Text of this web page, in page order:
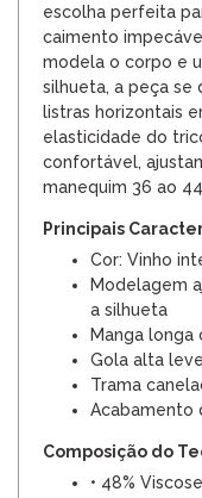
escolha perfeita
caimento
modela o corpo e
silhueta, a peça se
listras horizontais
elasticidade do
confortável,
manequim 36 ao
Principais
Cor: Vinho
Modelagem
a silhueta
Manga longa
Gola alta
Trama
Acabamento
Composição do
• 48%